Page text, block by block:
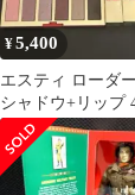
¥5,400
エスティ ローダ
シャドウ+リップ 4
ットクリスマスコ
2023